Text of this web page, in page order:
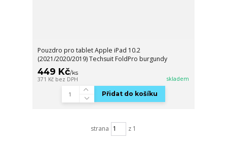
Pouzdro pro tablet Apple iPad 10.2
(2021/2020/2019) Techsuit FoldPro burgundy
449 Kč/ks
371 Kč bez DPH skladem
Přidat do košíku
strana z 1